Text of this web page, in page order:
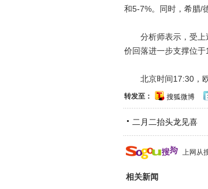
和5-7%。同时，希腊/
分析师表示，受上述
价回落进一步支撑位
北京时间17:30，欧
转发至： 搜狐微博
二月二抬头龙见喜
上网从
相关新闻